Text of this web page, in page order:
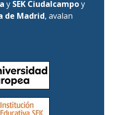
y SEK Ciudalcampoy
de Madrid, avalan